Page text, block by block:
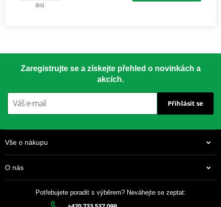
(ks)
Zaregistrujte se a získejte přehled o novinkách a
akcích.
Přihlásit se
Vše o nákupu
O nás
Potřebujete poradit s výběrem? Neváhejte se zeptat: